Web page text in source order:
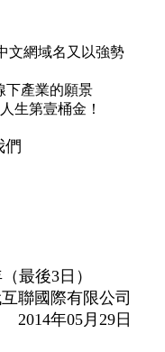
文網域名又以強勢
下產業的願景
生第壹桶金！
們
最後3日）
聯國際有限公司
2014年05月29日